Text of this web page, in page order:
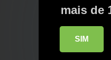
mais de
SIM